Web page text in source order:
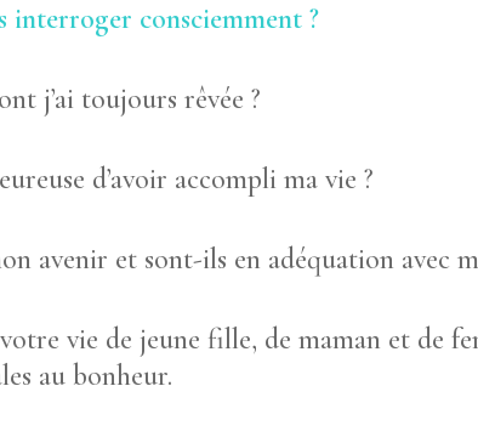
interroger consciemment ?
j’ai toujours rêvée ?
d’avoir accompli ma vie ?
avenir et sont-ils en adéquation avec
vie de jeune fille, de maman et de
au bonheur.